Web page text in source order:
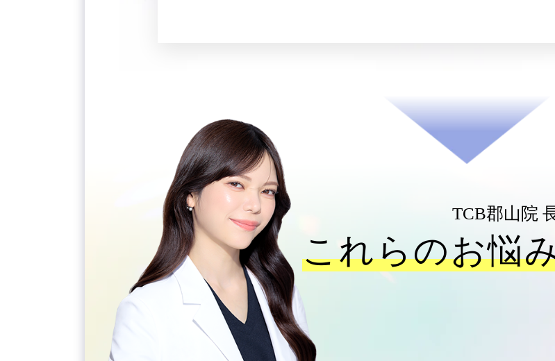
TCB郡山院
これらのお悩